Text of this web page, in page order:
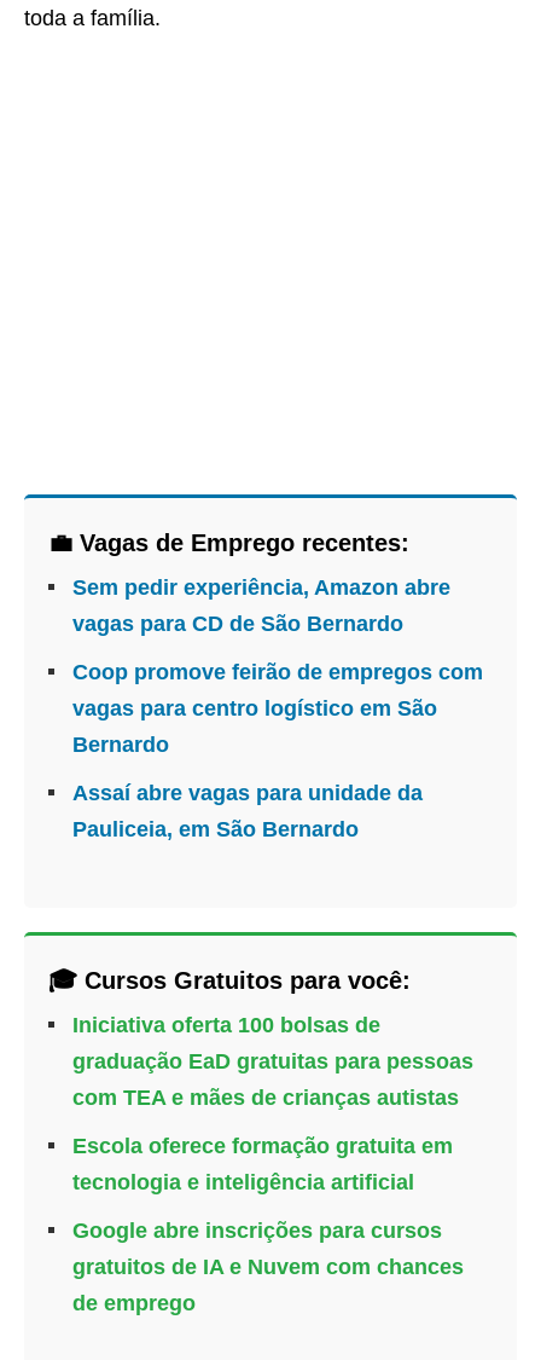
toda a família.
💼 Vagas de Emprego recentes:
Sem pedir experiência, Amazon abre
vagas para CD de São Bernardo
Coop promove feirão de empregos com
vagas para centro logístico em São
Bernardo
Assaí abre vagas para unidade da
Pauliceia, em São Bernardo
🎓 Cursos Gratuitos para você:
Iniciativa oferta 100 bolsas de
graduação EaD gratuitas para pessoas
com TEA e mães de crianças autistas
Escola oferece formação gratuita em
tecnologia e inteligência artificial
Google abre inscrições para cursos
gratuitos de IA e Nuvem com chances
de emprego